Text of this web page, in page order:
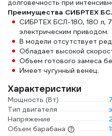
долговечность при
Преимущества СИБРТЕХ
СИБРТЕХ БСЛ-180, 180 л,
электрическим приводом.
В модели отсутствует
Обладает высокой
Объем готового замеса
Имеет чугунный венец.
Характеристики
Мощность (Вт)
Тип двигателя
Напряжение
Объем барабана